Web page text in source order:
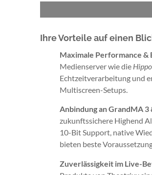
Ihre Vorteile auf einen
Maximale Performance &
Medienserver wie die
Echtzeitverarbeitung und
Multiscreen-Setups.
Anbindung an GrandMA
zukunftssichere Highend
10-Bit Support, native
bieten beste
Zuverlässigkeit im Live-